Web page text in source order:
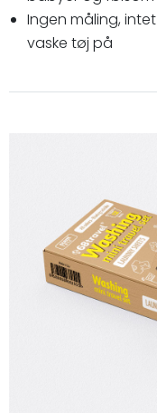
Ingen måling,
vaske tøj på